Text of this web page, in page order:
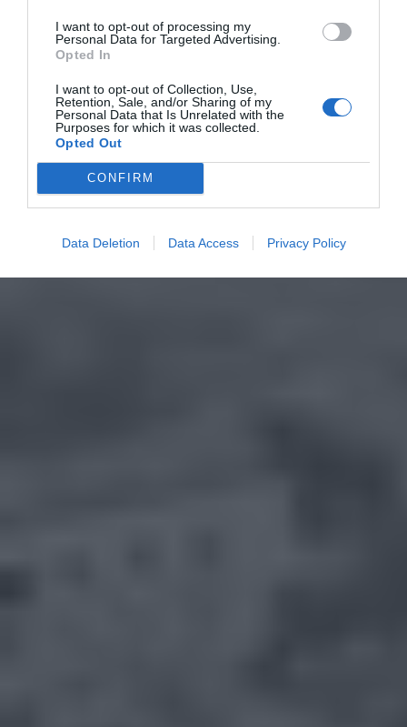
I want to opt-out of processing my
Personal Data for Targeted Advertising.
Opted In
I want to opt-out of Collection, Use,
Retention, Sale, and/or Sharing of my
Personal Data that Is Unrelated with the
Purposes for which it was collected.
Opted Out
CONFIRM
Data Deletion Data Access Privacy Policy